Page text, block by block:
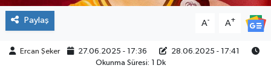
Paylaş A- A+
Ercan Şeker 27.06.2025 - 17:36
28.06.2025 - 17:41
Okunma Süresi: 1 Dk
KÜLTÜR
TURİZM